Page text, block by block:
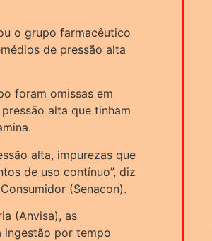
o grupo farmacêutico
de pressão alta
foram omissas em
alta que tinham
alta, impurezas que
de uso contínuo”, diz
(Senacon).
(Anvisa), as
ingestão por tempo